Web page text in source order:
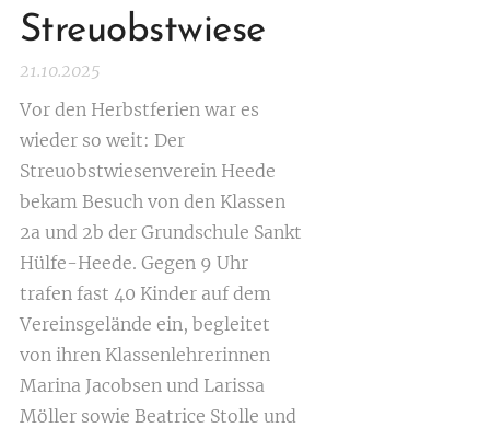
Streuobstwiese
21.10.2025
Vor den Herbstferien war es
wieder so weit: Der
Streuobstwiesenverein Heede
bekam Besuch von den Klassen
2a und 2b der Grundschule Sankt
Hülfe-Heede. Gegen 9 Uhr
trafen fast 40 Kinder auf dem
Vereinsgelände ein, begleitet
von ihren Klassenlehrerinnen
Marina Jacobsen und Larissa
Möller sowie Beatrice Stolle und